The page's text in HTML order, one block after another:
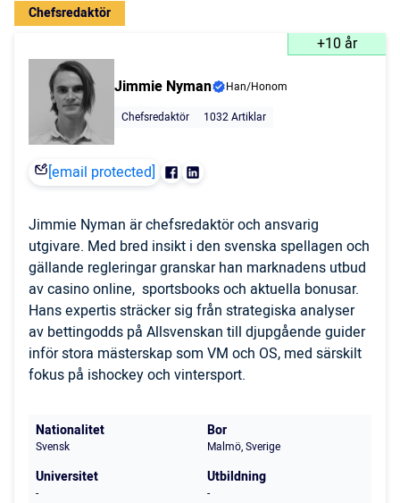
Chefsredaktör
+10 år
Jimmie Nyman
Han/Honom
Chefsredaktör
1032 Artiklar
[email protected]
Jimmie Nyman är chefsredaktör och ansvarig
utgivare. Med bred insikt i den svenska spellagen och
gällande regleringar granskar han marknadens utbud
av casino online, sportsbooks och aktuella bonusar.
Hans expertis sträcker sig från strategiska analyser
av bettingodds på Allsvenskan till djupgående guider
inför stora mästerskap som VM och OS, med särskilt
fokus på ishockey och vintersport.
Nationalitet
Svensk
Bor
Malmö, Sverige
Universitet
-
Utbildning
-